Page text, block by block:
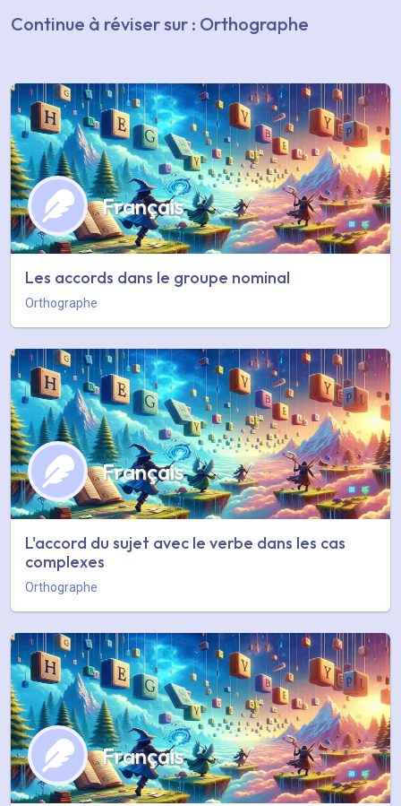
Continue à réviser sur : Orthographe
Français
Les accords dans le groupe nominal
Orthographe
Français
L'accord du sujet avec le verbe dans les cas
complexes
Orthographe
Français